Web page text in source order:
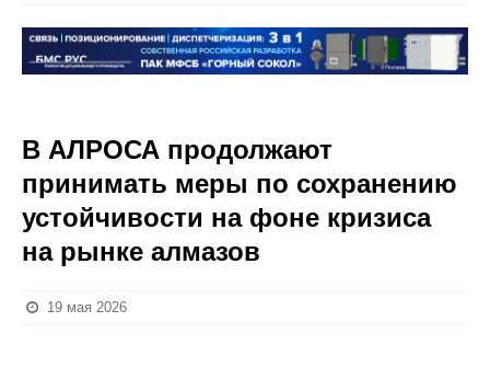
В АЛРОСА продолжают
принимать меры по сохранению
устойчивости на фоне кризиса
на рынке алмазов
19 мая 2026